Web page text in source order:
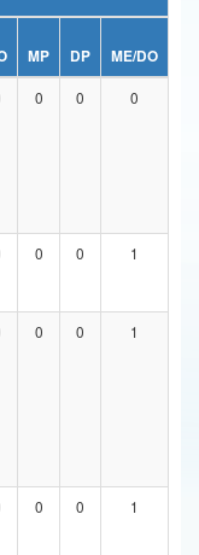
MP DP ME/DO
0 0 0
0 0 1
0 0 1
0 0 1